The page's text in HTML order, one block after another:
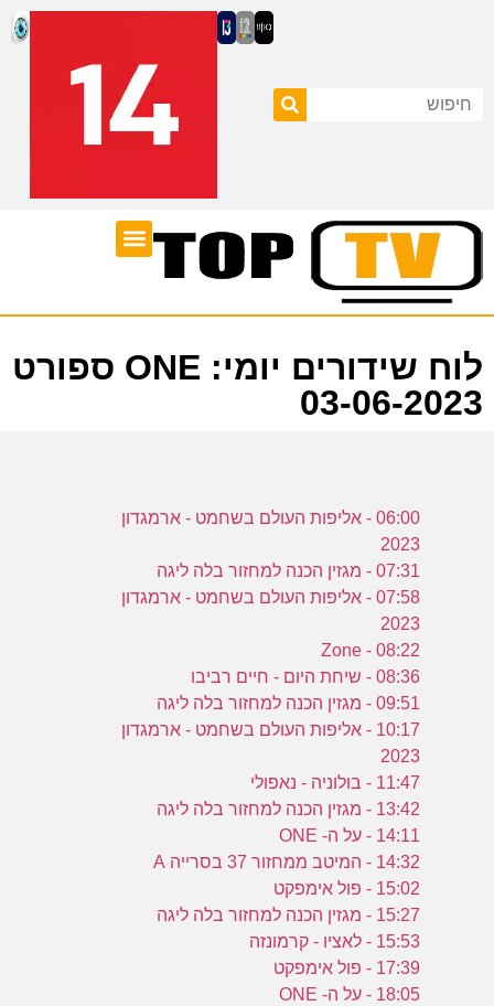
לוח שידורים יומי: ONE ספורט
03-06-2023
06:00 - אליפות העולם בשחמט - ארמגדון
2023
07:31 - מגזין הכנה למחזור בלה ליגה
07:58 - אליפות העולם בשחמט - ארמגדון
2023
08:22 - Zone
08:36 - שיחת היום - חיים רביבו
09:51 - מגזין הכנה למחזור בלה ליגה
10:17 - אליפות העולם בשחמט - ארמגדון
2023
11:47 - בולוניה - נאפולי
13:42 - מגזין הכנה למחזור בלה ליגה
14:11 - על ה- ONE
14:32 - המיטב ממחזור 37 בסרייה A
15:02 - פול אימפקט
15:27 - מגזין הכנה למחזור בלה ליגה
15:53 - לאציו - קרמונזה
17:39 - פול אימפקט
18:05 - על ה- ONE